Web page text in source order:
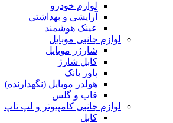
لوازم خودرو
آرایشی و بهداشتی
عینک هوشمند
لوازم جانبی موبایل
شارژر موبایل
کابل شارژ
پاور بانک
هولدر موبایل (نگهدارنده)
قاب و گلس
لوازم جانبی کامپیوتر و لپ تاپ
کابل